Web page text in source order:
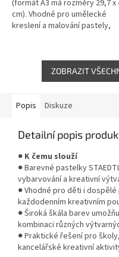
(formát A3 má rozměry 29,7 x
cm). Vhodné pro umělecké
kreslení a malování pastely,
ZOBRAZIT
Popis Diskuze
Detailní popis
● K čemu slouží
● Barevné pastelky
vybarvování a kreativní
● Vhodné pro děti i
každodenním kreativním
● Široká škála barev
kombinaci různých
● Praktické řešení pro
kancelářské kreativní